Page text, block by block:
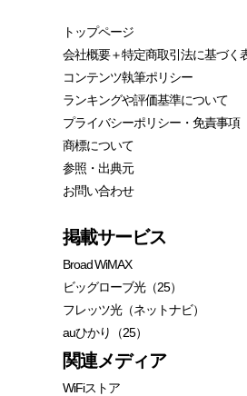
トップページ
会社概要＋特定商取引法に基づく
コンテンツ執筆ポリシー
ランキングや評価基準について
プライバシーポリシー・免責事項
商標について
参照・出典元
お問い合わせ
掲載サービス
Broad WiMAX
ビッグローブ光（25）
フレッツ光（ネットナビ）
auひかり（25）
関連メディア
WiFiストア